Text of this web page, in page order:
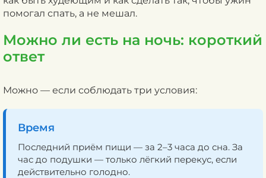
помогал спать, а не мешал.
Можно ли есть на ночь: короткий
ответ
Можно — если соблюдать три условия:
Время
Последний приём пищи — за 2–3 часа до сна. За
час до подушки — только лёгкий перекус, если
действительно голодно.